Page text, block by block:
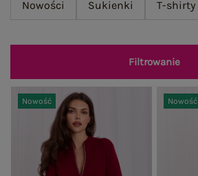
Nowości Sukienki T-shirty
Filtrowanie
Nowość Nowość